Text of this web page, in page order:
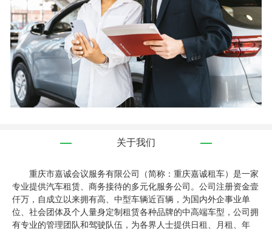
关于我们
重庆市嘉诚会议服务有限公司（简称：重庆嘉诚租车）是一家
专业提供汽车租赁、商务接待的多元化服务公司。公司注册资金壹
仟万，自成立以来拥有高、中型车辆近百辆，为国内外企事业单
位、社会团体及个人量身定制租赁各种品牌的中高端车型，公司拥
有专业的管理团队和驾驶队伍，为各界人士提供日租、月租、年